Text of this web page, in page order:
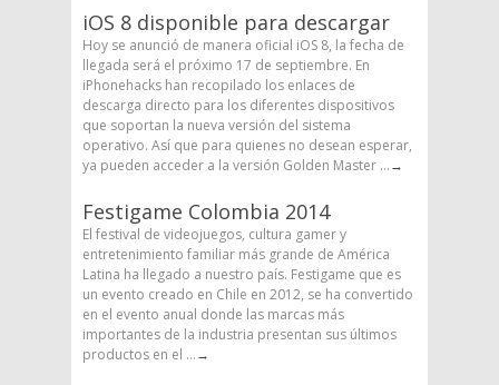
iOS 8 disponible para descargar
Hoy se anunció de manera oficial iOS 8, la fecha de
llegada será el próximo 17 de septiembre. En
iPhonehacks han recopilado los enlaces de
descarga directo para los diferentes dispositivos
que soportan la nueva versión del sistema
operativo. Así que para quienes no desean esperar,
ya pueden acceder a la versión Golden Master ...→
Festigame Colombia 2014
El festival de videojuegos, cultura gamer y
entretenimiento familiar más grande de América
Latina ha llegado a nuestro país. Festigame que es
un evento creado en Chile en 2012, se ha convertido
en el evento anual donde las marcas más
importantes de la industria presentan sus últimos
productos en el ...→